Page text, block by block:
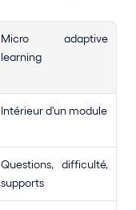
Micro adaptive
learning
Intérieur d'un module
Questions, difficulté,
supports